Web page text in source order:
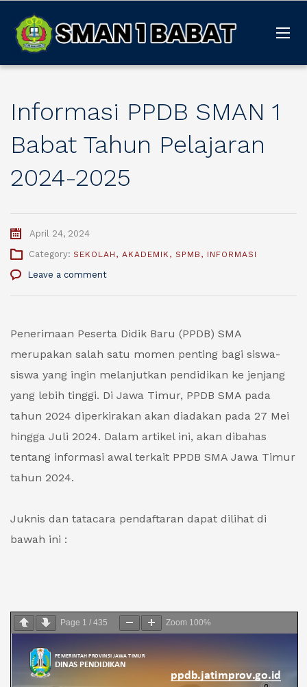
Informasi PPDB SMAN 1
Babat Tahun Pelajaran
2024-2025
April 24, 2024
Category: SEKOLAH , AKADEMIK , SPMB , INFORMASI
Leave a comment
Penerimaan Peserta Didik Baru (PPDB) SMA
merupakan salah satu momen penting bagi siswa-
siswa yang ingin melanjutkan pendidikan ke jenjang
yang lebih tinggi. Di Jawa Timur, PPDB SMA pada
tahun 2024 diperkirakan akan diadakan pada 27 Mei
hingga Juli 2024. Dalam artikel ini, akan dibahas
tentang informasi awal terkait PPDB SMA Jawa Timur
tahun 2024.
Juknis dan tatacara pendaftaran dapat dilihat di
bawah ini :
Page 1 / 435 Zoom 100%